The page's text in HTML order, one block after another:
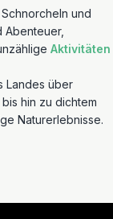
und
Abenteuer,
Aktivitäten
Landes über
hin zu dichtem
Naturerlebnisse.